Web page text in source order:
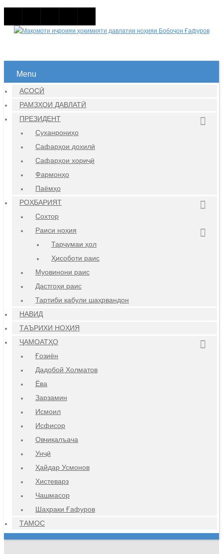
Menu
АСОСӢ
РАМЗҲОИ ДАВЛАТӢ
ПРЕЗИДЕНТ
Суханрониҳо
Сафарҳои дохилӣ
Сафарҳои хориҷӣ
Фармонҳо
Паёмҳо
РОҲБАРИЯТ
Сохтор
Раиси ноҳия
Тарҷумаи ҳол
Ҳисоботи раис
Муовинони раис
Дастгоҳи раис
Тартиби қабули шаҳрвандон
НАВИД
ТАЪРИХИ НОҲИЯ
ҶАМОАТҲО
Ғозиён
Дадобой Холматов
Ёва
Зарзамин
Исмоил
Исфисор
Овчиқалъача
Унҷӣ
Ҳайдар Усмонов
Хистеварз
Чашмасор
Шаҳраки Ғафуров
ТАМОС